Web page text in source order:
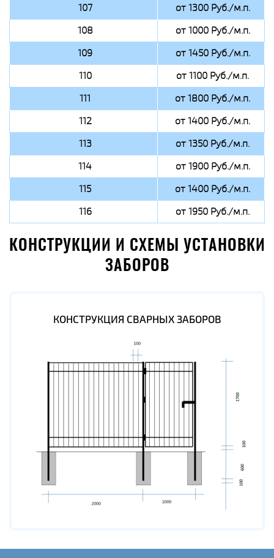
107
от 1300 Руб./м.п.
108
от 1000 Руб./м.п.
109
от 1450 Руб./м.п.
110
от 1100 Руб./м.п.
111
от 1800 Руб./м.п.
112
от 1400 Руб./м.п.
113
от 1350 Руб./м.п.
114
от 1900 Руб./м.п.
115
от 1400 Руб./м.п.
116
от 1950 Руб./м.п.
КОНСТРУКЦИИ И СХЕМЫ УСТАНОВКИ
ЗАБОРОВ
КОНСТРУКЦИЯ СВАРНЫХ ЗАБОРОВ